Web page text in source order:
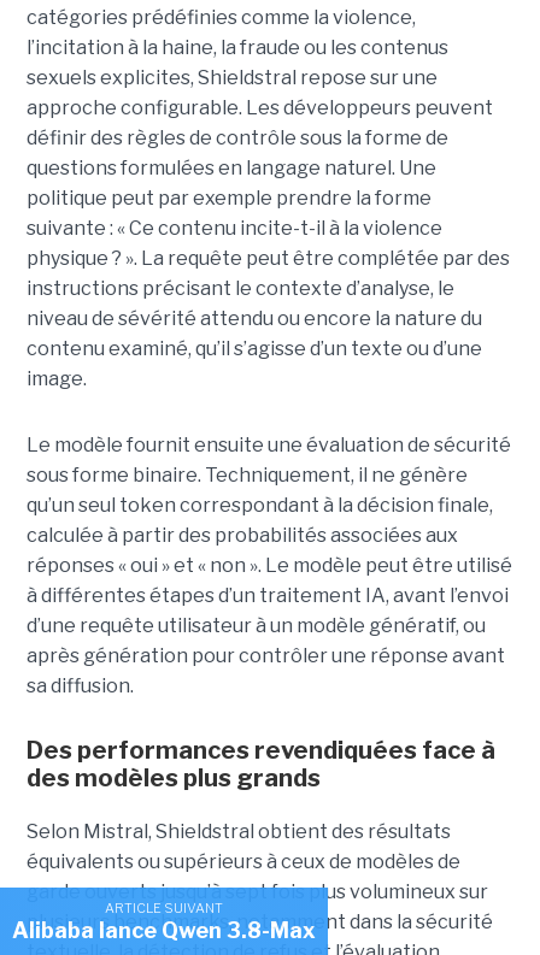
catégories prédéfinies comme la violence,
l’incitation à la haine, la fraude ou les contenus
sexuels explicites, Shieldstral repose sur une
approche configurable. Les développeurs peuvent
définir des règles de contrôle sous la forme de
questions formulées en langage naturel. Une
politique peut par exemple prendre la forme
suivante : « Ce contenu incite-t-il à la violence
physique ? ». La requête peut être complétée par des
instructions précisant le contexte d’analyse, le
niveau de sévérité attendu ou encore la nature du
contenu examiné, qu’il s’agisse d’un texte ou d’une
image.
Le modèle fournit ensuite une évaluation de sécurité
sous forme binaire. Techniquement, il ne génère
qu’un seul token correspondant à la décision finale,
calculée à partir des probabilités associées aux
réponses « oui » et « non ». Le modèle peut être utilisé
à différentes étapes d’un traitement IA, avant l’envoi
d’une requête utilisateur à un modèle génératif, ou
après génération pour contrôler une réponse avant
sa diffusion.
Des performances revendiquées face à
des modèles plus grands
Selon Mistral, Shieldstral obtient des résultats
équivalents ou supérieurs à ceux de modèles de
garde ouverts jusqu’à sept fois plus volumineux sur
plusieurs benchmarks, notamment dans la sécurité
ARTICLE SUIVANT
Alibaba lance Qwen 3.8-Max